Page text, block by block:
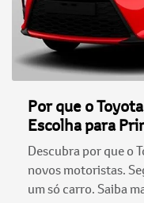
Por que o
Escolha para
Descubra por que o
novos motoristas.
um só carro. Saiba